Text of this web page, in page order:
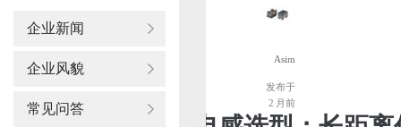
企业新闻
企业风貌
常见问答
Asim
发布于
2 月前